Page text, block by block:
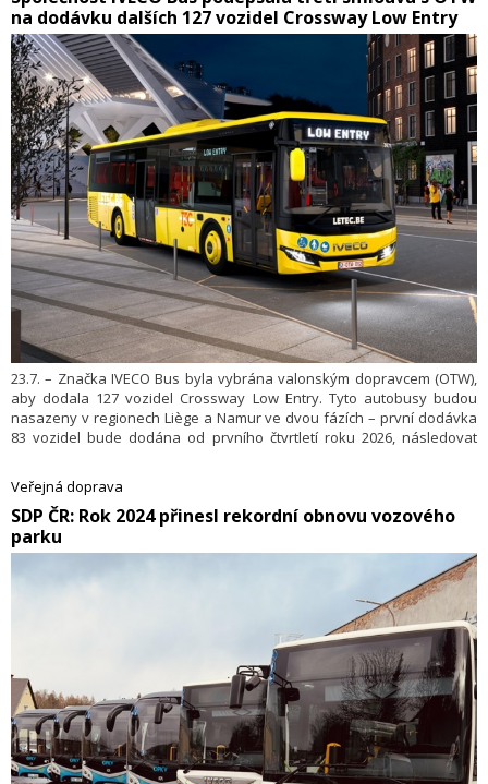
na dodávku dalších 127 vozidel Crossway Low Entry
23.7. – Značka IVECO Bus byla vybrána valonským dopravcem (OTW),
aby dodala 127 vozidel Crossway Low Entry. Tyto autobusy budou
nasazeny v regionech Liège a Namur ve dvou fázích – první dodávka
83 vozidel bude dodána od prvního čtvrtletí roku 2026, následovat
se o třetí smlouvu podepsanou s valonským provozovatelem během
dvou let.
Veřejná doprava
​SDP ČR: Rok 2024 přinesl rekordní obnovu vozového
parku